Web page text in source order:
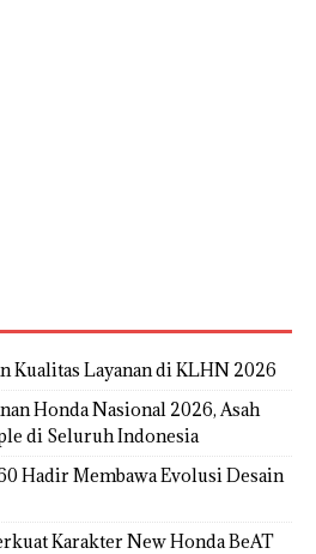
Kualitas Layanan di KLHN 2026
Honda Nasional 2026, Asah
di Seluruh Indonesia
Hadir Membawa Evolusi Desain
Karakter New Honda BeAT